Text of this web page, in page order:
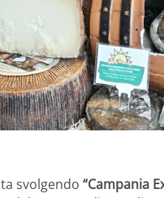
svolgendo “Campania